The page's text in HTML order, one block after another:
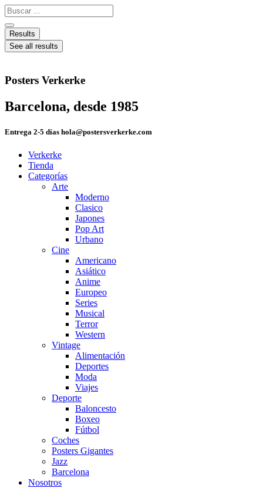
Ir
al
contenido
Search
...
Results
See all results
Posters Verkerke
Barcelona, desde 1985
Entrega 2-5 días hola@postersverkerke.com
Verkerke
Tienda
Categorías
Arte
Moderno
Clasico
Japones
Pop Art
Urbano
Cine
Americano
Asiático
Anime
Europeo
Series
Musical
Terror
Western
Vintage
Alimentación
Deportes
Moda
Viajes
Deporte
Baloncesto
Boxeo
Fútbol
Coches
Posters Gigantes
Jazz
Barcelona
Nosotros